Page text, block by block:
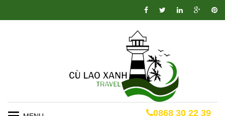
0868 30 22 39